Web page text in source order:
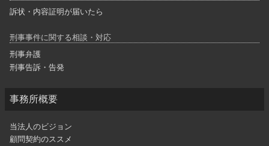
訴状・内容証明が届いたら
刑事事件に関する相談・対応
刑事弁護
刑事告訴・告発
事務所概要
当法人のビジョン
顧問契約のススメ